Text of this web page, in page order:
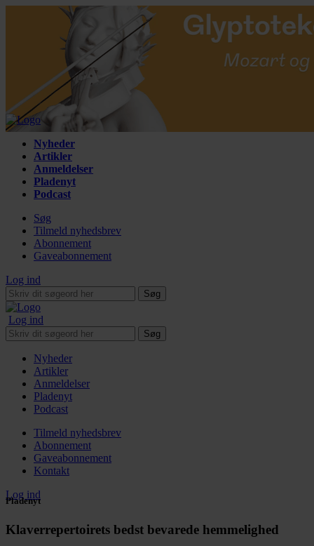
Nyheder
Artikler
Anmeldelser
Pladenyt
Podcast
Søg
Tilmeld nyhedsbrev
Abonnement
Gaveabonnement
Log ind
Søg
Log ind
Søg
Nyheder
Artikler
Anmeldelser
Pladenyt
Podcast
Tilmeld nyhedsbrev
Abonnement
Gaveabonnement
Kontakt
Log ind
Pladenyt
Klaverrepertoirets bedst bevarede hemmelighed